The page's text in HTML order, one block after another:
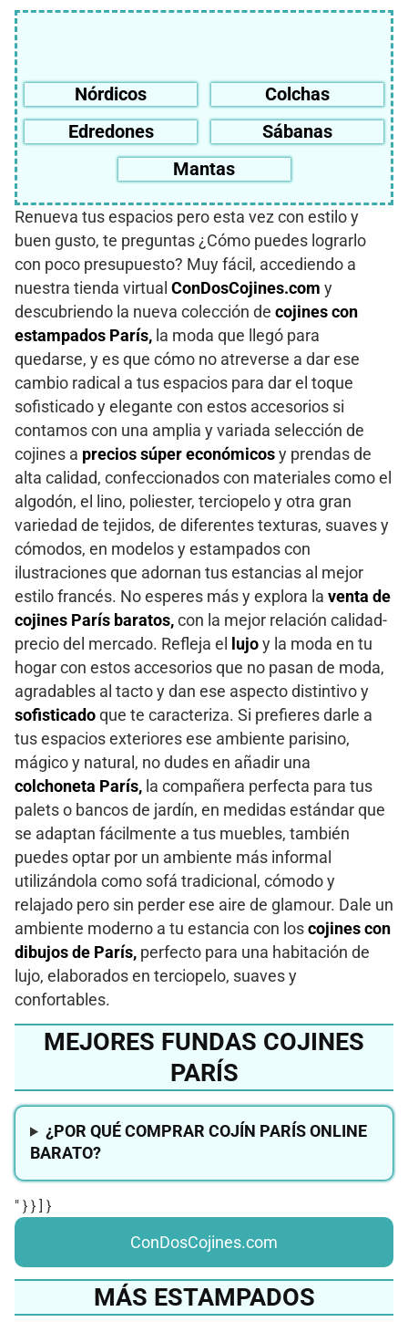
Nórdicos
Colchas
Edredones
Sábanas
Mantas
Renueva tus espacios pero esta vez con estilo y
buen gusto, te preguntas ¿Cómo puedes lograrlo
con poco presupuesto? Muy fácil, accediendo a
nuestra tienda virtual ConDosCojines.com y
descubriendo la nueva colección de cojines con
estampados París, la moda que llegó para
quedarse, y es que cómo no atreverse a dar ese
cambio radical a tus espacios para dar el toque
sofisticado y elegante con estos accesorios si
contamos con una amplia y variada selección de
cojines a precios súper económicos y prendas de
alta calidad, confeccionados con materiales como el
algodón, el lino, poliester, terciopelo y otra gran
variedad de tejidos, de diferentes texturas, suaves y
cómodos, en modelos y estampados con
ilustraciones que adornan tus estancias al mejor
estilo francés. No esperes más y explora la venta de
cojines París baratos, con la mejor relación calidad-
precio del mercado. Refleja el
lujo y la moda en tu
hogar con estos accesorios que no pasan de moda,
agradables al tacto y dan ese aspecto distintivo y
sofisticado que te caracteriza. Si prefieres darle a
tus espacios exteriores ese ambiente parisino,
mágico y natural, no dudes en añadir una
colchoneta París, la compañera perfecta para tus
palets o bancos de jardín, en medidas estándar que
se adaptan fácilmente a tus muebles, también
puedes optar por un ambiente más informal
utilizándola como sofá tradicional, cómodo y
relajado pero sin perder ese aire de glamour. Dale un
ambiente moderno a tu estancia con los cojines con
dibujos de París, perfecto para una habitación de
lujo, elaborados en terciopelo, suaves y
confortables.
MEJORES FUNDAS COJINES
PARÍS
¿POR QUÉ COMPRAR COJÍN PARÍS ONLINE
BARATO?
" } } ] }
ConDosCojines.com
MÁS ESTAMPADOS